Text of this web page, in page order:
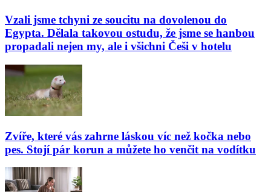
Vzali jsme tchyni ze soucitu na dovolenou do
Egypta. Dělala takovou ostudu, že jsme se hanbou
propadali nejen my, ale i všichni Češi v hotelu
Zvíře, které vás zahrne láskou víc než kočka nebo
pes. Stojí pár korun a můžete ho venčit na vodítku